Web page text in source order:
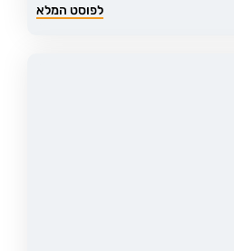
לפוסט המלא